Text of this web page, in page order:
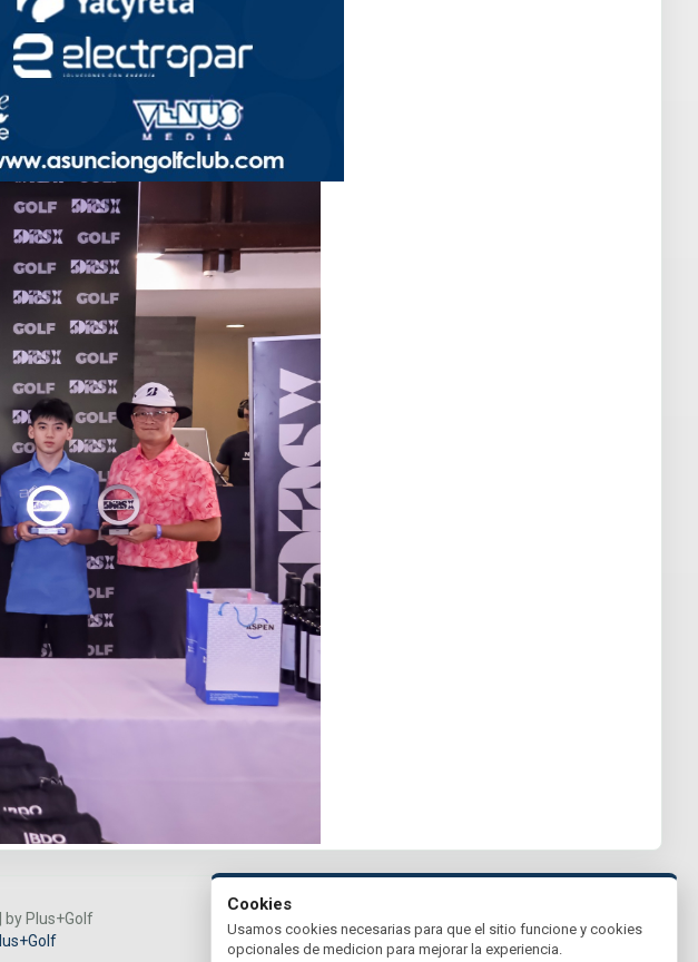
Plus+Golf
Cookies
Usamos cookies necesarias para que el sitio funcione y cookies
opcionales de medicion para mejorar la experiencia.